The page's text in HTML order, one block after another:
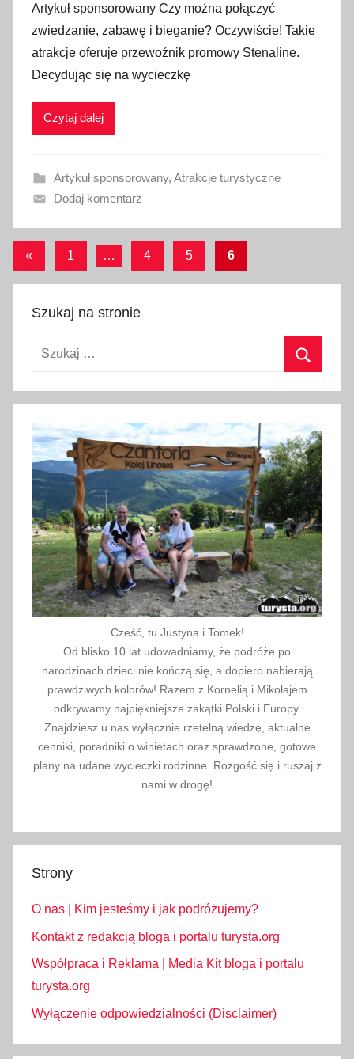
u
b
l
i
w
n
o
6
w
a
2
0
1
Artykuł sponsorowany Czy można połączyć
zwiedzanie, zabawę i bieganie? Oczywiście! Takie
atrakcje oferuje przewoźnik promowy Stenaline.
Decydując się na wycieczkę
Czytaj dalej
Artykuł sponsorowany, Atrakcje turystyczne
Dodaj komentarz
Stronicowanie
wpisów
« Poprzednie
1 … 4 5 6
Szukaj na stronie
Szukaj:
Cześć, tu Justyna i Tomek!
Od blisko 10 lat udowadniamy, że podróże po
narodzinach dzieci nie kończą się, a dopiero nabierają
prawdziwych kolorów! Razem z Kornelią i Mikołajem
odkrywamy najpiękniejsze zakątki Polski i Europy.
Znajdziesz u nas wyłącznie rzetelną wiedzę, aktualne
cenniki, poradniki o winietach oraz sprawdzone, gotowe
plany na udane wycieczki rodzinne. Rozgość się i ruszaj z
nami w drogę!
Strony
O nas | Kim jesteśmy i jak podróżujemy?
Kontakt z redakcją bloga i portalu turysta.org
Współpraca i Reklama | Media Kit bloga i portalu
turysta.org
Wyłączenie odpowiedzialności (Disclaimer)